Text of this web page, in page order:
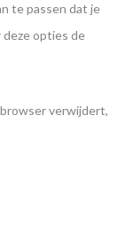
te passen dat je
opties de
verwijdert,